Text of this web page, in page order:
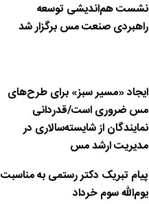
نشست هم‌اندیشی توسعه
راهبردی صنعت مس برگزار شد
ایجاد «مسیر سبز» برای طرح‌های
مس ضروری است/قدردانی
نمایندگان از شایسته‌سالاری در
مدیریت ارشد مس
پیام تبریک دکتر رستمی به مناسبت
یوم‌الله سوم خرداد